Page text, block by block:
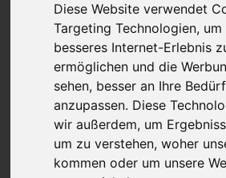
Diese Website verwendet
Targeting Technologien, um
besseres Internet-Erlebnis
ermöglichen und die
sehen, besser an Ihre
anzupassen. Diese
wir außerdem, um
um zu verstehen, woher
kommen oder um unsere
der Booster für Ihre
dritten mithilfe von teilbaren
Schadensmeldungen
Egal ob Versicherung,
Fuhrparkmitarbeiter –
einen teilbaren Link und
eine